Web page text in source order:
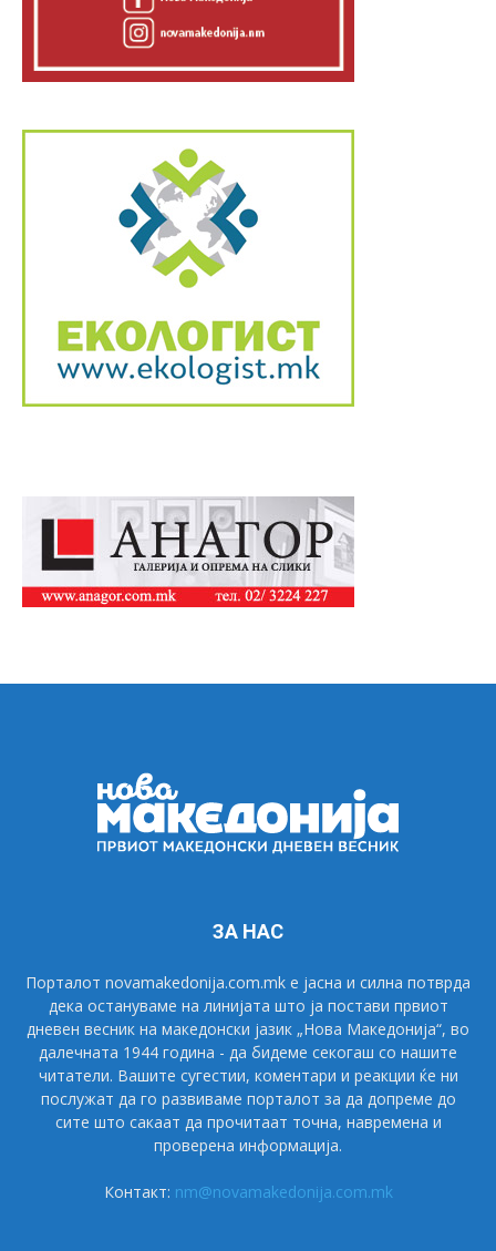
ЗА НАС
Порталот novamakedonija.com.mk е јасна и силна потврда
дека остануваме на линијата што ја постави првиот
дневен весник на македонски јазик „Нова Македонија“, во
далечната 1944 година - да бидеме секогаш со нашите
читатели. Вашите сугестии, коментари и реакции ќе ни
послужат да го развиваме порталот за да допреме до
сите што сакаат да прочитаат точна, навремена и
проверена информација.
Контакт: nm@novamakedonija.com.mk